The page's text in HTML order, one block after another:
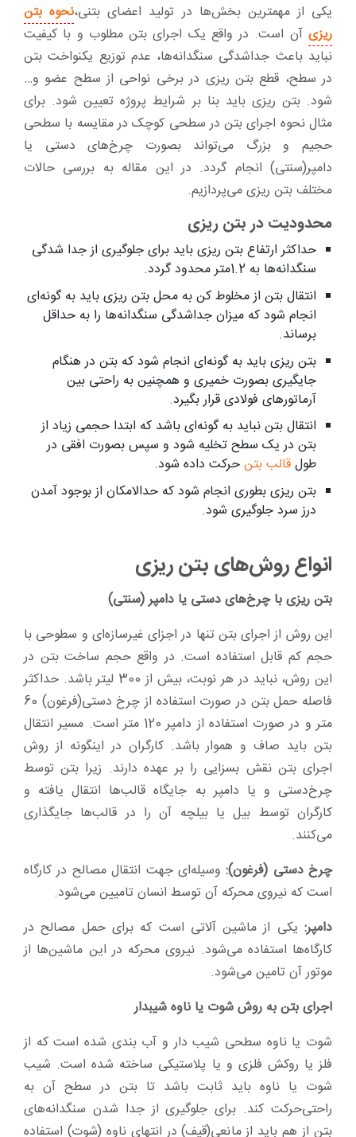
یکی از مهمترین بخش‌ها در تولید اعضای بتنی،نحوه بتن
ریزی آن است. در واقع یک اجرای بتن مطلوب و با کیفیت
نباید باعث جداشدگی سنگدانه‌ها، عدم توزیع یکنواخت بتن
در سطح، قطع بتن ریزی در برخی نواحی از سطح عضو و…
شود. بتن ریزی باید بنا بر شرایط پروژه تعیین شود. برای
مثال نحوه اجرای بتن در سطحی کوچک در مقایسه با سطحی
حجیم و بزرگ می‌تواند بصورت چرخ‌های دستی یا
دامپر(سنتی) انجام گردد. در این مقاله به بررسی حالات
مختلف بتن ریزی می‌پردازیم.
محدودیت در بتن ریزی
حداکثر ارتفاع بتن ریزی باید برای جلوگیری از جدا شدگی
سنگدانه‌ها به 1.2متر محدود گردد.
انتقال بتن از مخلوط کن به محل بتن ریزی باید به گونه‌ای
انجام شود که میزان جداشدگی سنگدانه‌ها را به حداقل
برساند.
بتن ریزی باید به گونه‌ای انجام شود که بتن در هنگام
جایگیری بصورت خمیری و همچنین به راحتی بین
آرماتورهای فولادی قرار بگیرد.
انتقال بتن نباید به گونه‌ای باشد که ابتدا حجمی زیاد از
بتن در یک سطح تخلیه شود و سپس بصورت افقی در
طولقالب بتنحرکت داده شود.
بتن ریزی بطوری انجام شود که حدالامکان از بوجود آمدن
درز سرد جلوگیری شود.
انواع روش‌های بتن ریزی
بتن ریزی با چرخ‌های دستی یا دامپر (سنتی)
این روش از اجرای بتن تنها در اجزای غیرسازه‌ای و سطوحی با
حجم کم قابل استفاده است. در واقع حجم ساخت بتن در
این روش، نباید در هر نوبت، بیش از 300 لیتر باشد. حداکثر
فاصله حمل بتن در صورت استفاده از چرخ دستی(فرغون) 60
متر و در صورت استفاده از دامپر 120 متر است. مسیر انتقال
بتن باید صاف و هموار باشد. کارگران در اینگونه از روش
اجرای بتن نقش بسزایی را بر عهده دارند. زیرا بتن توسط
چرخ‌دستی و یا دامپر به جایگاه قالب‌ها انتقال یافته و
کارگران توسط بیل یا بیلچه آن را در قالب‌ها جایگذاری
می‌کنند.
چرخ دستی (فرغون):وسیله‌ای جهت انتقال مصالح در کارگاه
است که نیروی محرکه آن توسط انسان تامیین می‌شود.
دامپر: یکی از ماشین آلاتی است که برای حمل مصالح در
کارگاه‌ها استفاده می‌شود. نیروی محرکه در این ماشین‌ها از
موتور آن تامین می‌شود.
اجرای بتن به روش شوت یا ناوه شیبدار
شوت یا ناوه سطحی شیب دار و آب بندی شده است که از
فلز یا روکش فلزی و یا پلاستیکی ساخته شده است. شیب
شوت یا ناوه باید ثابت باشد تا بتن در سطح آن به
راحتی‌حرکت کند. برای جلوگیری از جدا شدن سنگدانه‌های
بتن از هم باید از مانعی(قیف) در انتهای ناوه (شوت) استفاده